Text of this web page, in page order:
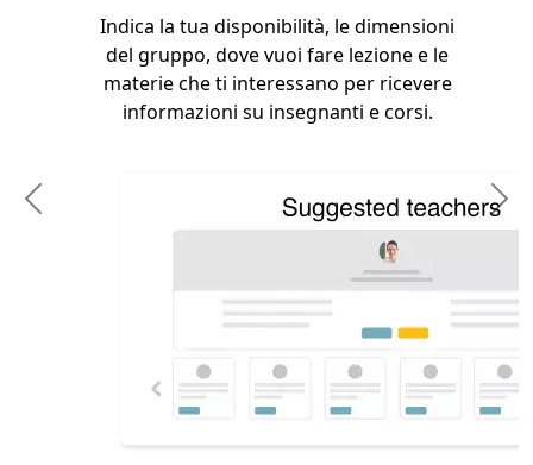
Indica la tua disponibilità, le dimensioni
del gruppo, dove vuoi fare lezione e le
materie che ti interessano per ricevere
informazioni su insegnanti e corsi.
Previous